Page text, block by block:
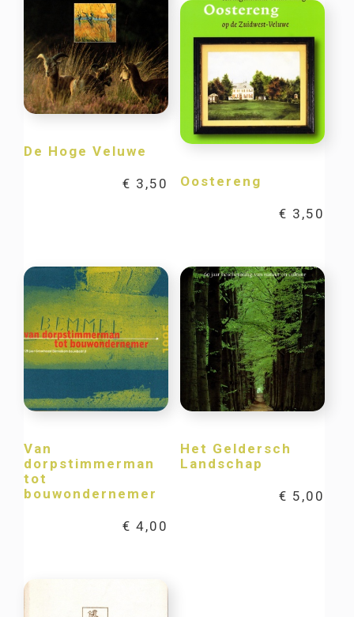
De Hoge Veluwe
€ 3,50 Oostereng
€ 3,50
Van
dorpstimmerman
tot
bouwondernemer
€ 4,00
Het Geldersch
Landschap
€ 5,00